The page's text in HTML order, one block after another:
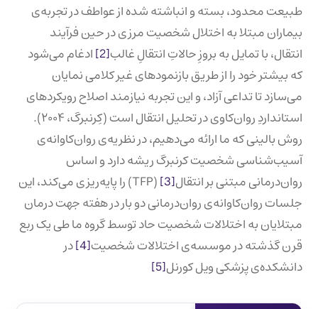
طبیعت محدود، بسته و انباشته شده از عواطف در تجربه‌ی
بیماران مبتلا به اختلال شخصیت مرزی در حین فرآیند
انتقال، با تمایل به بروزِ حالاتِ انتقالِ غالب[2]
ادغام می‌شود
که بیشتر خود را از طریق بازنمودهای غیر کلامی نمایان
می‌‌سازد تا تداعی آزاد، و این تجربه‌ نیازمند اصلاح رویکردهای
استانداردِ روان‌کاوی در تحلیل انتقال است (کِرنبرگ، ۲۰۰۴).
روش بالینی که ما ارائه می‌دهیم، در نظریه‌ی روان‌کاوانه‌ی
آسیب‌شناسی شخصیت کرنبرگ ریشه دارد و اساس
روان‌درمانی مبتنی بر انتقال[3]
(TFP) را پایه‌ریزی می‌کند، این
جلسات روان‌کاوانه‌ی روان‌درمانی دو بار در هفته جهت درمان
مبتلایان به اختلالات شخصیت حاد توسط گروه ما طی یک ربع‌
قرن گذشته در موسسه‌ی اختلالات شخصیت[4]
در
دانشکده‌ی پزشکی ویل کورنل[5]